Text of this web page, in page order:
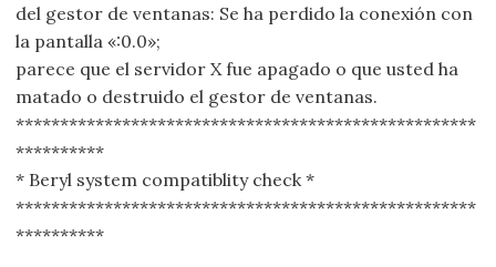
del gestor de ventanas: Se ha perdido la conexión con
la pantalla «:0.0»;
parece que el servidor X fue apagado o que usted ha
matado o destruido el gestor de ventanas.
****************************************************
**********
* Beryl system compatiblity check *
****************************************************
**********